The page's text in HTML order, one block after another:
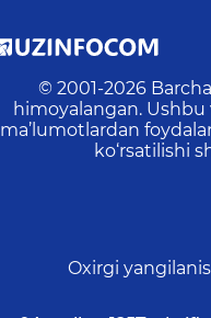
© 2001-2026
himoyalangan.
ma’lumotlardan
ko‘rsatilishi
Oxirgi